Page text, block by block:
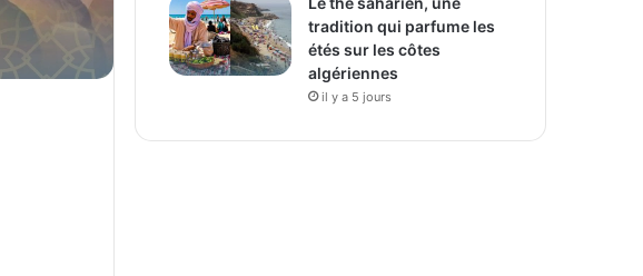
tradition qui parfume les
étés sur les côtes
algériennes
il y a 5 jours